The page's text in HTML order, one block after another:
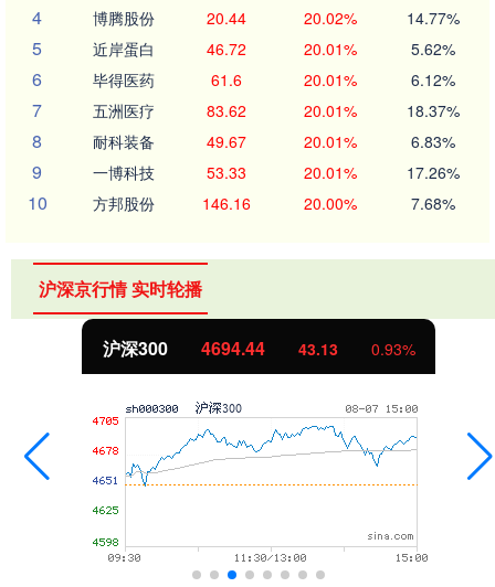
4 博腾股份 20.44 20.02% 14.77%
5 近岸蛋白 46.72 20.01% 5.62%
6 毕得医药 61.6 20.01% 6.12%
7 五洲医疗 83.62 20.01% 18.37%
8 耐科装备 49.67 20.01% 6.83%
9 一博科技 53.33 20.01% 17.26%
10 方邦股份 146.16 20.00% 7.68%
沪深京行情 实时轮播
沪深300 4694.44 43.13 0.93%